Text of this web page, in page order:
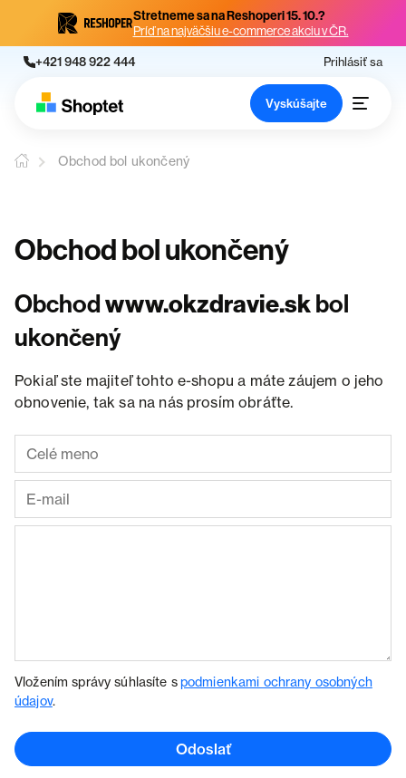
Stretneme sa na Reshoperi 15. 10.?
Príď na najväčšiu e-commerce akciu v ČR.
+421 948 922 444 Prihlásiť sa
Vyskúšajte
Obchod bol ukončený
Obchod bol ukončený
Obchodwww.okzdravie.skbol
ukončený
Pokiaľ ste majiteľ tohto e-shopu a máte záujem o jeho
obnovenie, tak sa na nás prosím obráťte.
Vložením správy súhlasíte spodmienkami ochrany osobných
údajov.
Odoslať